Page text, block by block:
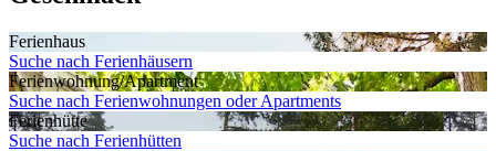
Ferienhaus
Suche nach Ferienhäusern
Ferienwohnung/Apartment
Suche nach Ferienwohnungen oder Apartments
Ferienhütte
Suche nach Ferienhütten